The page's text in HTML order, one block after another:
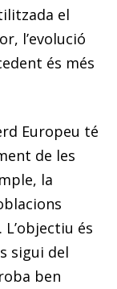
el
l’evolució
és més
Europeu té
de les
la
és
sigui del
ben